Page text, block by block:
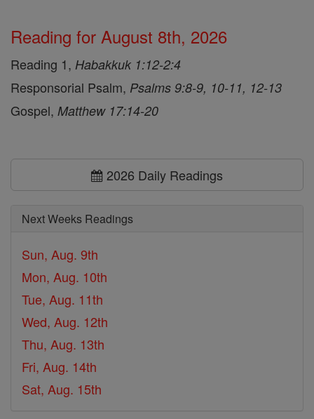
Reading for August 8th, 2026
Reading 1, Habakkuk 1:12-2:4
Responsorial Psalm, Psalms 9:8-9, 10-11, 12-13
Gospel, Matthew 17:14-20
2026 Daily Readings
Next Weeks Readings
Sun, Aug. 9th
Mon, Aug. 10th
Tue, Aug. 11th
Wed, Aug. 12th
Thu, Aug. 13th
Fri, Aug. 14th
Sat, Aug. 15th